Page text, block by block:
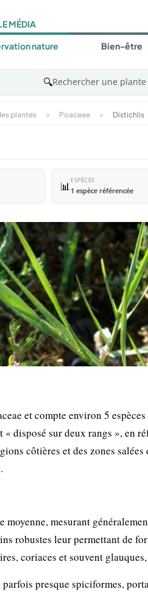
MÉDIA
nature Bien-être
🔍Rechercher une
plantes > Poaceae > Distichlis
📊 ESPÈCES
1 espèce référencée
et compte environ 5
disposé sur deux rangs », en
côtières et des zones
mesurant
robustes leur permettant de
coriaces et souvent
presque spiciformes,